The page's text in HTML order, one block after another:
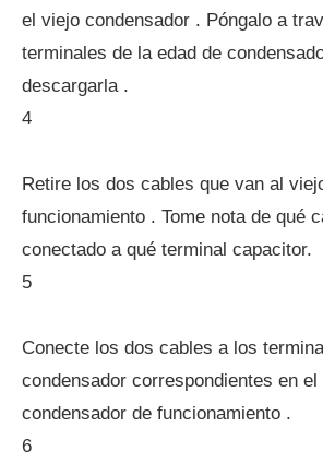
el viejo condensador . Póngalo a
terminales de la edad de
descargarla .
4
Retire los dos cables que van al
funcionamiento . Tome nota de qué
conectado a qué terminal capacitor.
5
Conecte los dos cables a los
condensador correspondientes en el
condensador de funcionamiento .
6